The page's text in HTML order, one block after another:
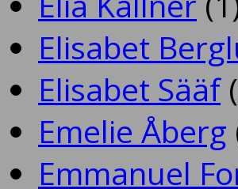
Elisabet
Elisabet Sääf
Emelie Åberg
Emmanuel